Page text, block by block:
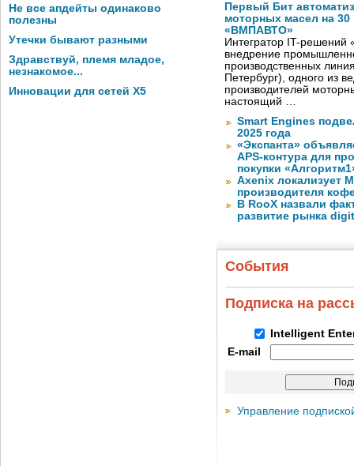
Не все апдейты одинаково
полезны
Утечки бывают разными
Здравствуй, племя младое,
незнакомое...
Инновации для сетей X5
Первый Бит
моторных масел на
«ВМПАВТО»
Интегратор IT-
внедрение
производственных
Петербург), одного из
производителей
настоящий …
Smart Engines
2025 года
«Экспанта»
APS-контура для
покупки
Axenix локализует
производителя
В RooX назвали
развитие рынка
События
Подписка на
Intelligent
E-mail
Управление